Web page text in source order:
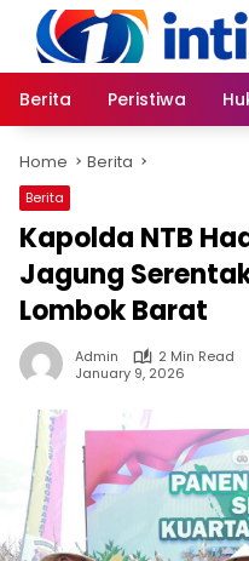
content
Berita
Peristiwa
Home Berita
Berita
Kapolda NTB
Jagung
Lombok Barat
Admin
2 Min Read
January 9, 2026